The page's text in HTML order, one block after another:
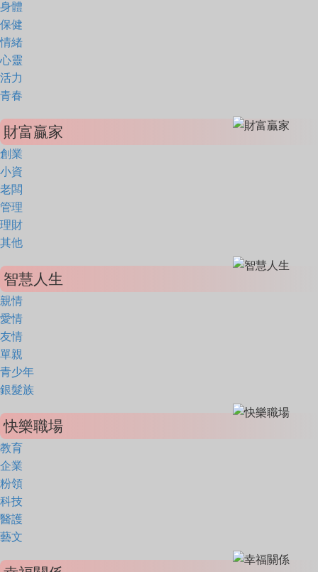
身體
保健
情緒
心靈
活力
青春
財富贏家
創業
小資
老闆
管理
理財
其他
智慧人生
親情
愛情
友情
單親
青少年
銀髮族
快樂職場
教育
企業
粉領
科技
醫護
藝文